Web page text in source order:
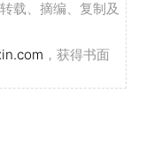
载、摘编、复制及
，获得书面